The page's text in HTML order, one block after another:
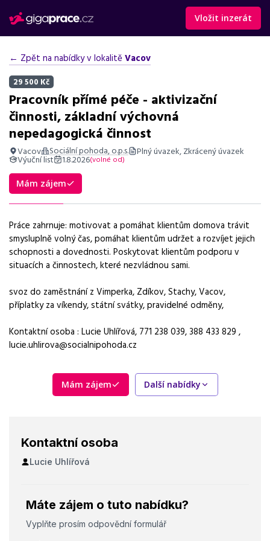
Vložit inzerát
← Zpět na nabídky v lokalitě Vacov
29 500 Kč
Pracovník přímé péče - aktivizační
činnosti, základní výchovná
nepedagogická činnost
Vacov Sociální pohoda, o.p.s. Plný úvazek, Zkrácený úvazek
Výuční list 1.8.2026(volné od)
Shrnutí nabídky
Nabízíme práci v sociálních službách v Vacově s mzdu od 29500
Základní informace
Pozice
nepedagogická činnost
Normalizovaná profese
pracovník přímé péče
Obor / skupina
Lokalita nabídky
Sociální pohoda, o.p.s.
Typ úvazku
Mzda
29 500 Kč
Mám zájem
Práce zahrnuje: motivovat a pomáhat klientům domova trávit
smysluplně volný čas, pomáhat klientům udržet a rozvíjet jejich
schopnosti a dovednosti. Poskytovat klientům podporu v
situacích a činnostech, které nezvládnou sami.
svoz do zaměstnání z Vimperka, Zdíkov, Stachy, Vacov,
příplatky za víkendy, státní svátky, pravidelné odměny,
Kontaktní osoba : Lucie Uhlířová, 771 238 039, 388 433 829 ,
lucie.uhlirova@socialnipohoda.cz
Mám zájem Další nabídky
Kontaktní osoba
Lucie Uhlířová
Máte zájem o tuto nabídku?
Vyplňte prosím odpovědní formulář